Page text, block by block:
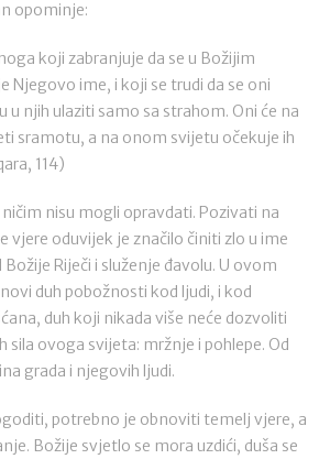
opominje:
koji zabranjuje da se u Božijim
Njegovo ime, i koji se trudi da se oni
u njih ulaziti samo sa strahom. Oni će na
sramotu, a na onom svijetu očekuje ih
114)
nisu mogli opravdati. Pozivati na
vjere oduvijek je značilo činiti zlo u ime
Riječi i služenje đavolu. U ovom
duh pobožnosti kod ljudi, i kod
duh koji nikada više neće dozvoliti
sila ovoga svijeta: mržnje i pohlepe. Od
grada i njegovih ljudi.
potrebno je obnoviti temelj vjere, a
Božije svjetlo se mora uzdići, duša se